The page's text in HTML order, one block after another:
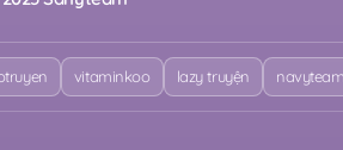
vitaminkoo lazy truyện navyteam